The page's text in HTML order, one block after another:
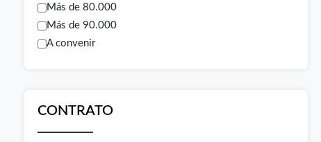
Más de 80.000
Más de 90.000
A convenir
CONTRATO